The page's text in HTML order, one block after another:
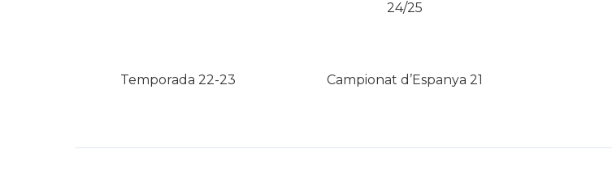
24/25
Temporada 22-23 Campionat d’Espanya 21